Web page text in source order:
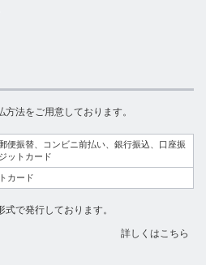
法をご用意しております。
便振替、コンビニ前払い、銀行振込、口座振
ットカード
カード
で発行しております。
詳しくはこちら